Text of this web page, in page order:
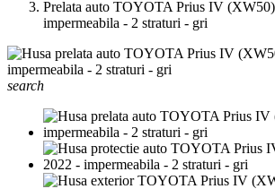
Prelata auto TOYOTA Prius IV
impermeabila - 2 straturi - gri
search